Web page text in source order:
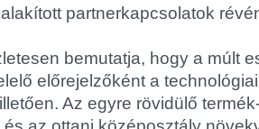
partnerkapcsolatok
bemutatja, hogy a múlt
előrejelzőként a
Az egyre rövidülő